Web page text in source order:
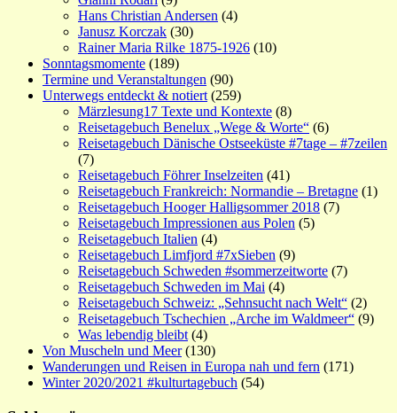
Hans Christian Andersen (4)
Janusz Korczak (30)
Rainer Maria Rilke 1875-1926 (10)
Sonntagsmomente (189)
Termine und Veranstaltungen (90)
Unterwegs entdeckt & notiert (259)
Märzlesung17 Texte und Kontexte (8)
Reisetagebuch Benelux „Wege & Worte“ (6)
Reisetagebuch Dänische Ostseeküste #7tage – #7zeilen
(7)
Reisetagebuch Föhrer Inselzeiten (41)
Reisetagebuch Frankreich: Normandie – Bretagne (1)
Reisetagebuch Hooger Halligsommer 2018 (7)
Reisetagebuch Impressionen aus Polen (5)
Reisetagebuch Italien (4)
Reisetagebuch Limfjord #7xSieben (9)
Reisetagebuch Schweden #sommerzeitworte (7)
Reisetagebuch Schweden im Mai (4)
Reisetagebuch Schweiz: „Sehnsucht nach Welt“ (2)
Reisetagebuch Tschechien „Arche im Waldmeer“ (9)
Was lebendig bleibt (4)
Von Muscheln und Meer(130)
Wanderungen und Reisen in Europa nah und fern (171)
Winter 2020/2021 #kulturtagebuch (54)